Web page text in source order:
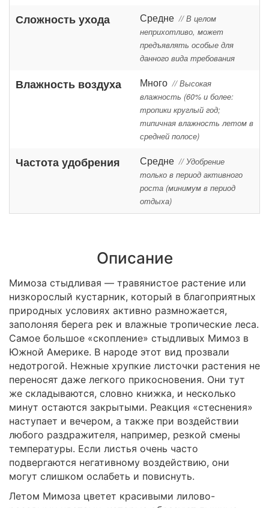
Сложность ухода Средне // В целом
неприхотливо, может
предъявлять особые для
данного вида требования
Влажность воздуха Много // Высокая
влажность (60% и более:
тропики круглый год;
типичная влажность летом в
средней полосе)
Частота удобрения Средне // Удобрение
только в период активного
роста (минимум в период
отдыха)
Описание
Мимоза стыдливая — травянистое растение или
низкорослый кустарник, который в благоприятных
природных условиях активно размножается,
заполоняя берега рек и влажные тропические леса.
Самое большое «скопление» стыдливых Мимоз в
Южной Америке. В народе этот вид прозвали
недотрогой. Нежные хрупкие листочки растения не
переносят даже легкого прикосновения. Они тут
же складываются, словно книжка, и несколько
минут остаются закрытыми. Реакция «стеснения»
наступает и вечером, а также при воздействии
любого раздражителя, например, резкой смены
температуры. Если листья очень часто
подвергаются негативному воздействию, они
могут слишком ослабеть и повиснуть.
Летом Мимоза цветет красивыми лилово-